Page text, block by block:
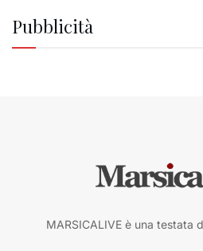
Pubblicità
MARSICALIVE è una testata